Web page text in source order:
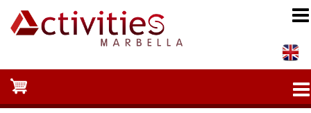
Pasar